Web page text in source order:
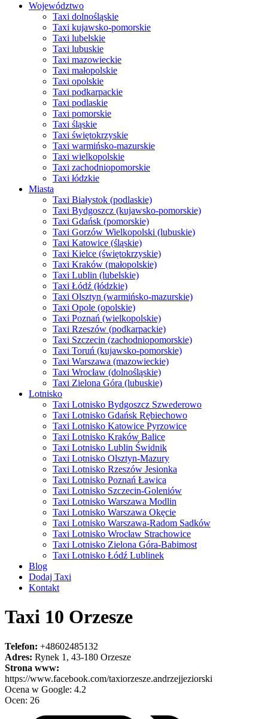
Województwo
Taxi dolnośląskie
Taxi kujawsko-pomorskie
Taxi lubelskie
Taxi lubuskie
Taxi mazowieckie
Taxi małopolskie
Taxi opolskie
Taxi podkarpackie
Taxi podlaskie
Taxi pomorskie
Taxi śląskie
Taxi świętokrzyskie
Taxi warmińsko-mazurskie
Taxi wielkopolskie
Taxi zachodniopomorskie
Taxi łódzkie
Miasta
Taxi Białystok (podlaskie)
Taxi Bydgoszcz (kujawsko-pomorskie)
Taxi Gdańsk (pomorskie)
Taxi Gorzów Wielkopolski (lubuskie)
Taxi Katowice (śląskie)
Taxi Kielce (świętokrzyskie)
Taxi Kraków (małopolskie)
Taxi Lublin (lubelskie)
Taxi Łódź (łódzkie)
Taxi Olsztyn (warmińsko-mazurskie)
Taxi Opole (opolskie)
Taxi Poznań (wielkopolskie)
Taxi Rzeszów (podkarpackie)
Taxi Szczecin (zachodniopomorskie)
Taxi Toruń (kujawsko-pomorskie)
Taxi Warszawa (mazowieckie)
Taxi Wrocław (dolnośląskie)
Taxi Zielona Góra (lubuskie)
Lotnisko
Taxi Lotnisko Bydgoszcz Szwederowo
Taxi Lotnisko Gdańsk Rębiechowo
Taxi Lotnisko Katowice Pyrzowice
Taxi Lotnisko Kraków Balice
Taxi Lotnisko Lublin Świdnik
Taxi Lotnisko Olsztyn-Mazury
Taxi Lotnisko Rzeszów Jesionka
Taxi Lotnisko Poznań Ławica
Taxi Lotnisko Szczecin-Goleniów
Taxi Lotnisko Warszawa Modlin
Taxi Lotnisko Warszawa Okęcie
Taxi Lotnisko Warszawa-Radom Sadków
Taxi Lotnisko Wrocław Strachowice
Taxi Lotnisko Zielona Góra-Babimost
Taxi Lotnisko Łódź Lublinek
Blog
Dodaj Taxi
Kontakt
Taxi 10 Orzesze
Telefon: +48602485132
Adres: Rynek 1, 43-180 Orzesze
Strona www:
https://www.facebook.com/taxiorzesze.andrzejjeziorski
Ocena w Google: 4.2
Ocen: 26